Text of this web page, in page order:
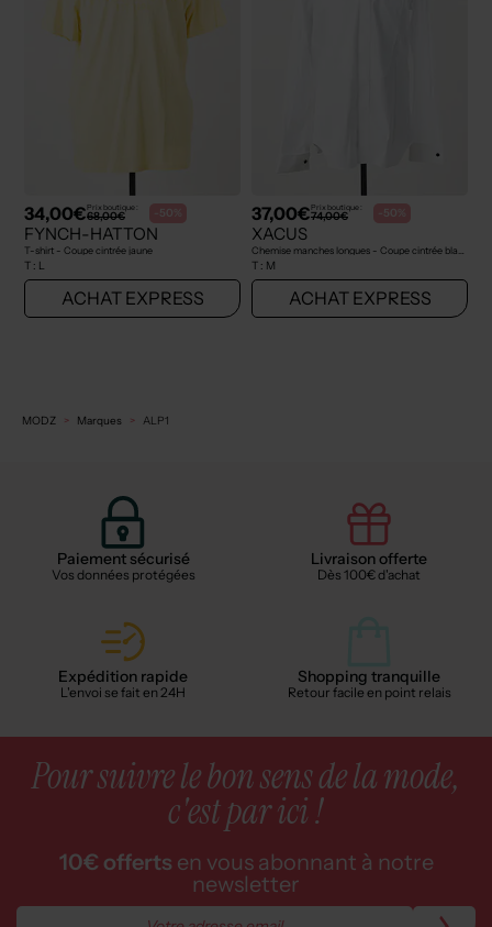
34,00€Prix boutique :
68,00€ -50%
FYNCH-HATTON
T-shirt - Coupe cintrée jaune
T : L
ACHAT EXPRESS
37,00€Prix boutique :
74,00€ -50%
XACUS
T : M
ACHAT EXPRESS
MODZ Marques ALP1
Paiement sécurisé
Vos données protégées
Livraison offerte
Dès 100€ d'achat
Expédition rapide
L'envoi se fait en 24H
Shopping tranquille
Retour facile en point relais
Pour suivre le bon sens de la mode,
c'est par ici !
10€ offerts en vous abonnant à notre
newsletter